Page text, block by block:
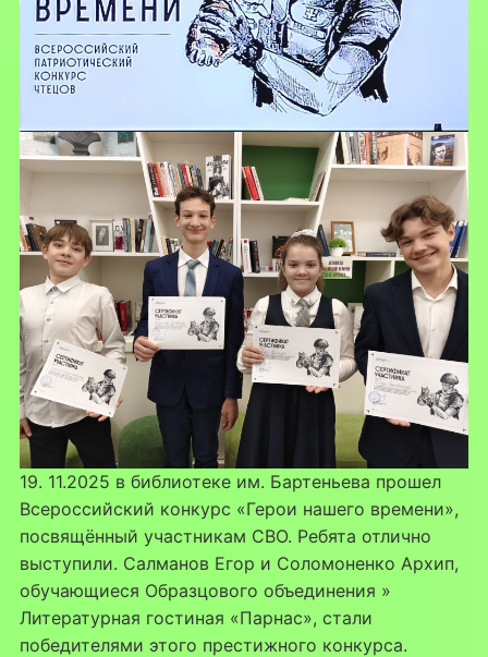
19. 11.2025 в библиотеке им. Бартеньева прошел
Всероссийский конкурс «Герои нашего времени»,
посвящённый участникам СВО. Ребята отлично
выступили. Салманов Егор и Соломоненко Архип,
обучающиеся Образцового объединения »
Литературная гостиная «Парнас», стали
победителями этого престижного конкурса.